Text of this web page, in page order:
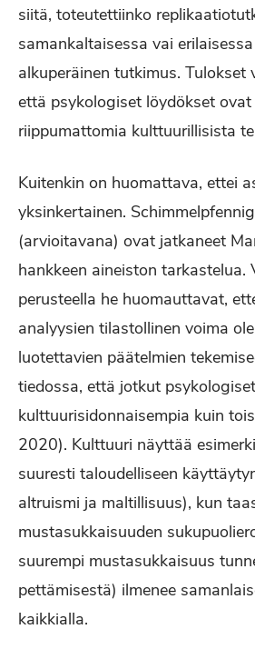
siitä, toteutettiinko
samankaltaisessa vai
alkuperäinen tutkimus. Tulokset
että psykologiset löydökset
riippumattomia kulttuurillisista
Kuitenkin on huomattava, ettei
yksinkertainen.
(arvioitavana) ovat jatkaneet
hankkeen aineiston tarkastelua.
perusteella he huomauttavat,
analyysien tilastollinen voima
luotettavien päätelmien
tiedossa, että jotkut
kulttuurisidonnaisempia kuin
2020). Kulttuuri näyttää
suuresti taloudelliseen
altruismi ja maltillisuus), kun
mustasukkaisuuden
suurempi mustasukkaisuus
pettämisestä) ilmenee
kaikkialla.